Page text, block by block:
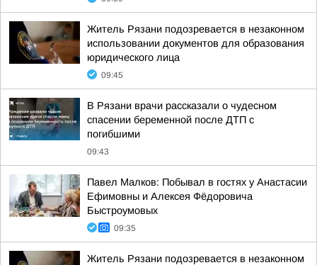
Житель Рязани подозревается в незаконном
использовании документов для образования
юридического лица
09:45
В Рязани врачи рассказали о чудесном
спасении беременной после ДТП с
погибшими
09:43
Павел Малков: Побывал в гостях у Анастасии
Ефимовны и Алексея Фёдоровича
Быстроумовых
09:35
Житель Рязани подозревается в незаконном